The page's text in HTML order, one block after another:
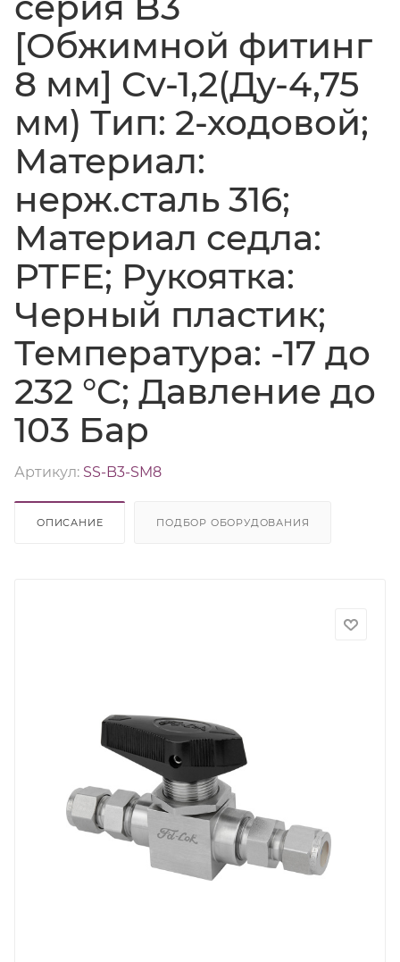
[Обжимной фитинг
8 мм] Cv-1,2(Ду-4,75
мм) Тип: 2-ходовой;
Материал:
нерж.сталь 316;
Материал седла:
PTFE; Рукоятка:
Черный пластик;
Температура: -17 до
232 °C; Давление до
103 Бар
Артикул: SS-B3-SM8
ОПИСАНИЕ ПОДБОР ОБОРУДОВАНИЯ